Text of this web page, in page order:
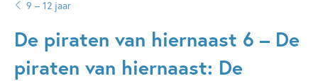
auteurs
uitgevers
9 – 12 jaar
De piraten van hiernaast 6 – De
piraten van hiernaast: De